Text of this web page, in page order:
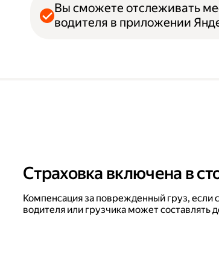
Вы сможете отслеживать
водителя в приложении
Страховка включена в
Компенсация за поврежденный груз, если
водителя или грузчика может составлять